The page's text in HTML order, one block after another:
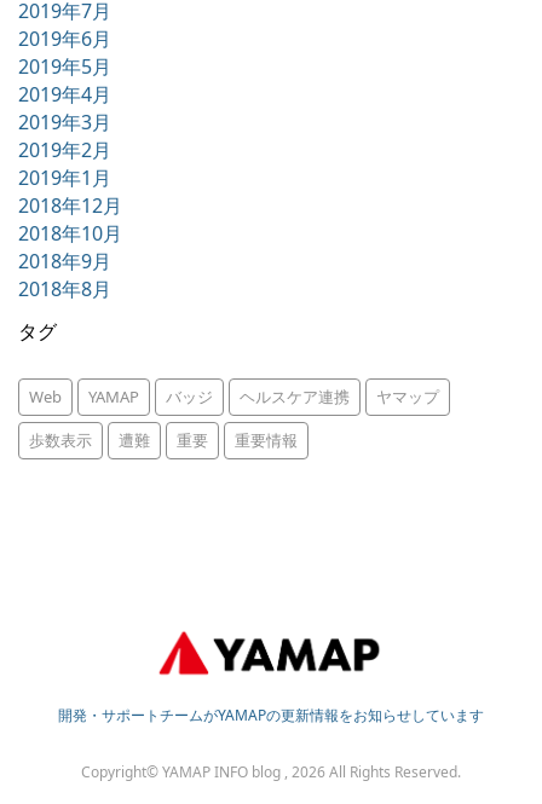
2019年7月
2019年6月
2019年5月
2019年4月
2019年3月
2019年2月
2019年1月
2018年12月
2018年10月
2018年9月
2018年8月
タグ
Web YAMAP バッジ ヘルスケア連携
ヤマップ
歩数表示
遭難 重要 重要情報
開発・サポートチームがYAMAPの更新情報をお知らせしています
Copyright© YAMAP INFO blog , 2026 All Rights Reserved.